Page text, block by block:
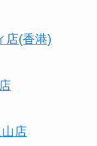
店(香港)
山店